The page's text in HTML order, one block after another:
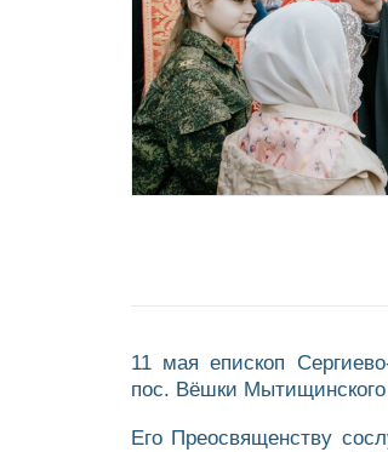
11 мая епископ
пос. Вёшки Мытищинского
Его Преосвященству